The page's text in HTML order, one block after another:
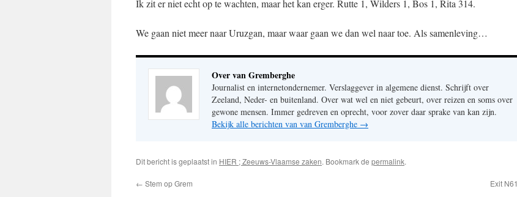
Ik zit er niet echt op te wachten, maar het kan erger. Rutte 1, Wilders 1, Bos 1, Rita 314.
We gaan niet meer naar Uruzgan, maar waar gaan we dan wel naar toe. Als samenleving…
Over van Gremberghe
Journalist en internetondernemer. Verslaggever in algemene dienst. Schrijft over
Zeeland, Neder- en buitenland. Over wat wel en niet gebeurt, over reizen en soms over
gewone mensen. Immer gedreven en oprecht, voor zover daar sprake van kan zijn.
Bekijk alle berichten van van Gremberghe →
Dit bericht is geplaatst in HIER ; Zeeuws-Vlaamse zaken. Bookmark de permalink.
← Stem op Grem Exit N61